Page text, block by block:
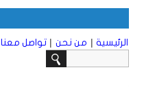
الرئيسية | من نحن | تواصل معنا